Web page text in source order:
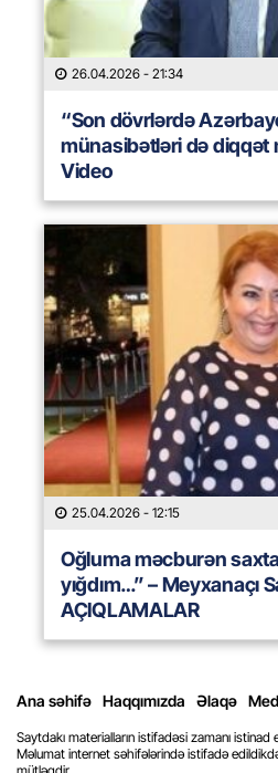
26.04.2026 - 21:34
“Son dövrlərdə
münasibətləri də diqqət
Video
25.04.2026 - 12:15
Oğluma məcburən
yığdım…” – Meyxanaçı
AÇIQLAMALAR
Ana səhifə Haqqımızda Əlaqə
Saytdakı materialların istifadəsi zamanı istinad
Məlumat internet səhifələrində istifadə